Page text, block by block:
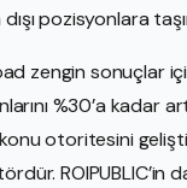
pozisyonlara
zengin sonuçlar
%30’a kadar
otoritesini
ROIPUBLIC’in